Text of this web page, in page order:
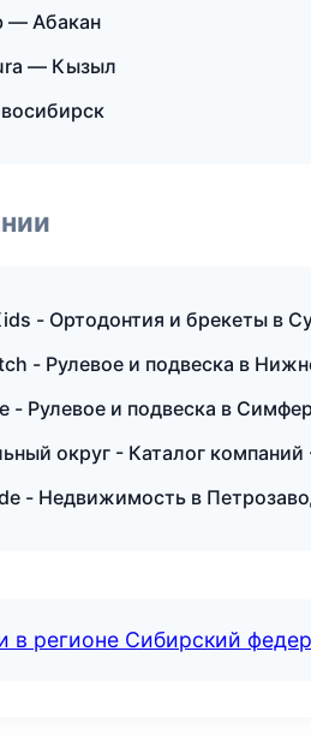
— Абакан
— Кызыл
- Ортодонтия и брекеты в
- Рулевое и подвеска в
- Рулевое и подвеска в
округ - Каталог компаний
- Недвижимость в
в регионе Сибирский